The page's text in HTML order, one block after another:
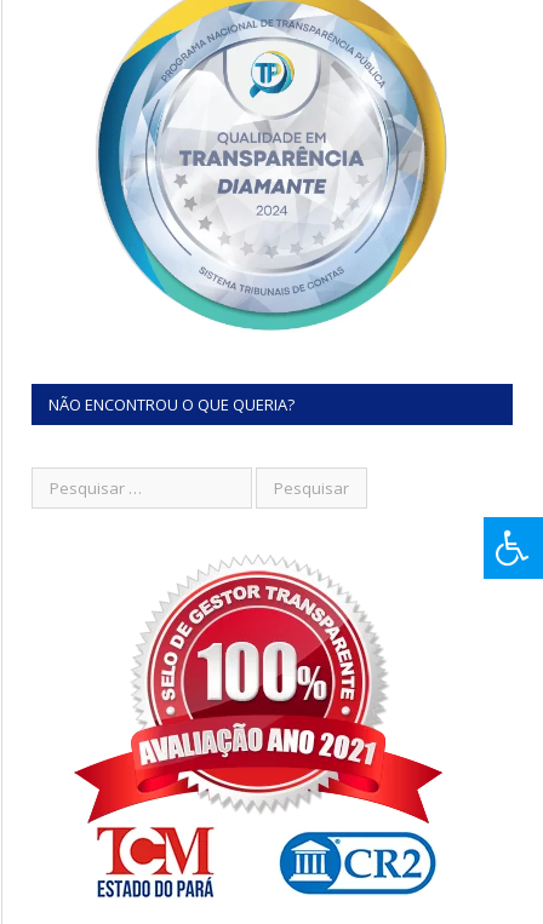
NÃO ENCONTROU O QUE QUERIA?